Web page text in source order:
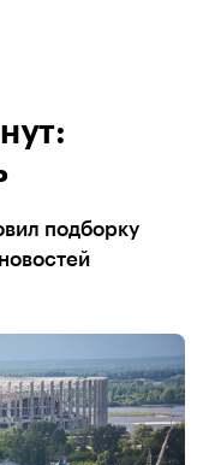
подборку